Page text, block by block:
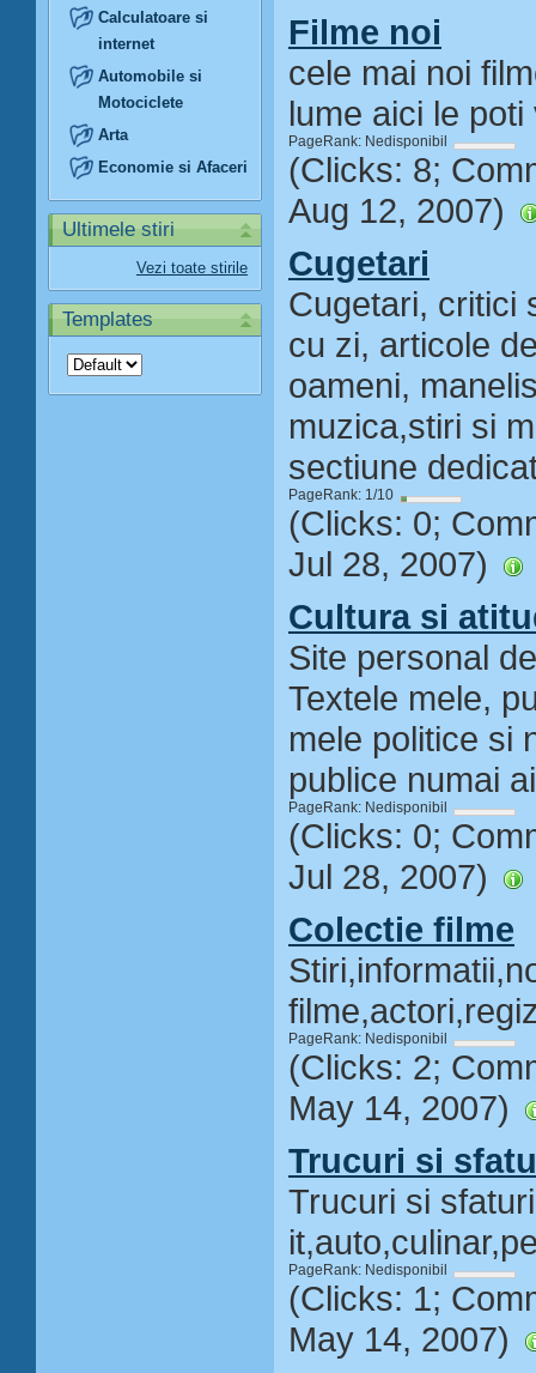
Calculatoare si
internet
Automobile si
Motociclete
Arta
Economie si Afaceri
Ultimele stiri
Vezi toate stirile
Templates
Filme noi
cele mai noi
lume aici le poti
PageRank: Nedisponibil
(Clicks: 8;
Aug 12, 2007)
Cugetari
Cugetari, critici
cu zi, articole
oameni,
muzica,stiri si
sectiune
PageRank: 1/10
(Clicks: 0;
Jul 28, 2007)
Cultura si
Site personal
Textele mele,
mele politice si
publice numai
PageRank: Nedisponibil
(Clicks: 0;
Jul 28, 2007)
Colectie filme
PageRank: Nedisponibil
(Clicks: 2;
May 14, 2007)
Trucuri si
Trucuri si
PageRank: Nedisponibil
(Clicks: 1;
May 14, 2007)